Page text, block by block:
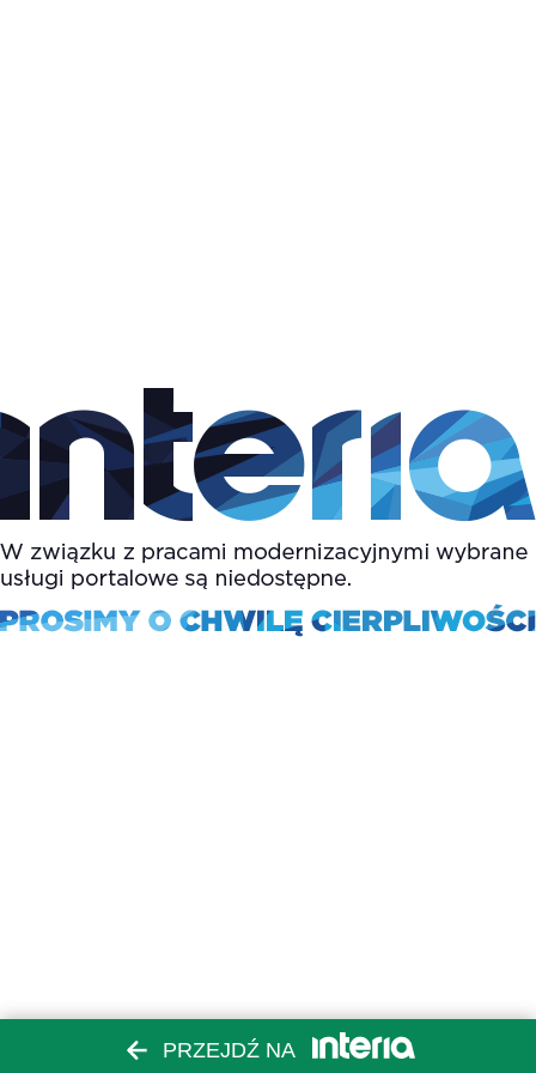
PRZEJDŹ NA